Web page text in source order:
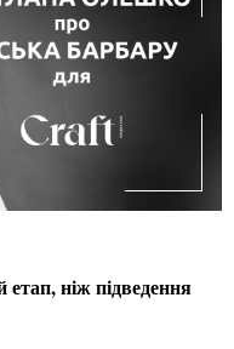
ніж підведення